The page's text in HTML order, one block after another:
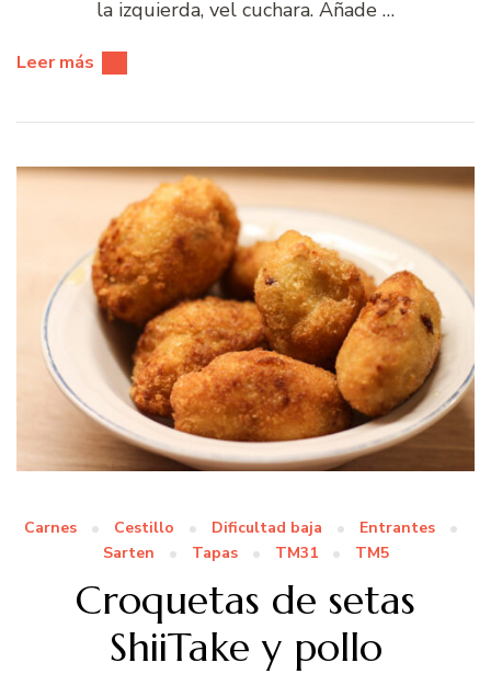
la izquierda, vel cuchara. Añade …
Leer más
Carnes Cestillo Dificultad baja
Entrantes
Sarten
Tapas TM31 TM5
Croquetas de setas
ShiiTake y pollo